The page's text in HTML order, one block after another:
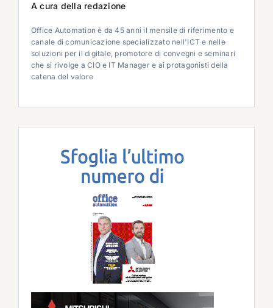
A cura della redazione
Office Automation è da 45 anni il mensile di riferimento e
canale di comunicazione specializzato nell'ICT e nelle
soluzioni per il digitale, promotore di convegni e seminari
che si rivolge a CIO e IT Manager e ai protagonisti della
catena del valore